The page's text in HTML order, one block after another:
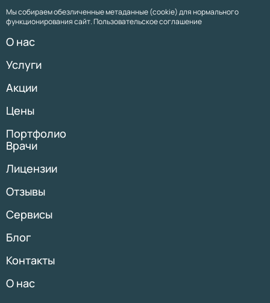
Мы собираем обезличенные метаданные (cookie) для нормального
функционирования сайт. Пользовательское соглашение
О нас
Услуги
Акции
Цены
Портфолио
Врачи
Лицензии
Отзывы
Сервисы
Блог
Контакты
О нас